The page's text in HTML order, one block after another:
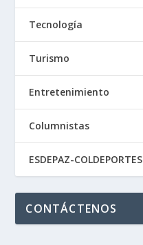
Tecnología
Turismo
Entretenimiento
Columnistas
ESDEPAZ-COLDEPORTES
CONTÁCTENOS